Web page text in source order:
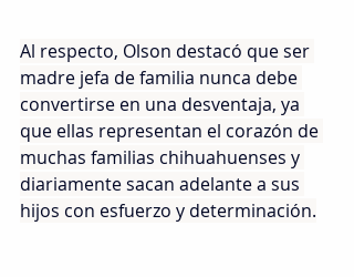
Al respecto, Olson destacó que ser
madre jefa de familia nunca debe
convertirse en una desventaja, ya
que ellas representan el corazón de
muchas familias chihuahuenses y
diariamente sacan adelante a sus
hijos con esfuerzo y determinación.